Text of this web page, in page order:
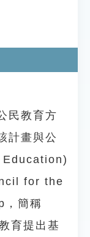
教育方
計畫與公
for the
簡稱
育提出基